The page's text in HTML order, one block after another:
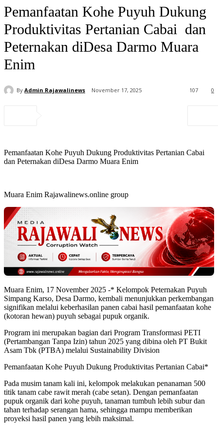
Pemanfaatan Kohe Puyuh Dukung
Produktivitas Pertanian Cabai dan
Peternakan diDesa Darmo Muara
Enim
By Admin Rajawalinews November 17, 2025 0
107
Pemanfaatan Kohe Puyuh Dukung Produktivitas Pertanian Cabai
dan Peternakan diDesa Darmo Muara Enim
Muara Enim Rajawalinews.online group
Muara Enim, 17 November 2025 -* Kelompok Peternakan Puyuh
Simpang Karso, Desa Darmo, kembali menunjukkan perkembangan
signifikan melalui keberhasilan panen cabai hasil pemanfaatan kohe
(kotoran hewan) puyuh sebagai pupuk organik.
Program ini merupakan bagian dari Program Transformasi PETI
(Pertambangan Tanpa Izin) tahun 2025 yang dibina oleh PT Bukit
Asam Tbk (PTBA) melalui Sustainability Division
Pemanfaatan Kohe Puyuh Dukung Produktivitas Pertanian Cabai*
Pada musim tanam kali ini, kelompok melakukan penanaman 500
titik tanam cabe rawit merah (cabe setan). Dengan pemanfaatan
pupuk organik dari kohe puyuh, tanaman tumbuh lebih subur dan
tahan terhadap serangan hama, sehingga mampu memberikan
proyeksi hasil panen yang lebih maksimal.